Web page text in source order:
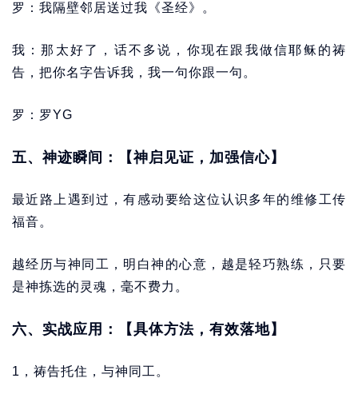
罗：我隔壁邻居送过我《圣经》。
我：那太好了，话不多说，你现在跟我做信耶稣的祷
告，把你名字告诉我，我一句你跟一句。
罗：罗YG
五、神迹瞬间：【神启见证，加强信心】
最近路上遇到过，有感动要给这位认识多年的维修工传
福音。
越经历与神同工，明白神的心意，越是轻巧熟练，只要
是神拣选的灵魂，毫不费力。
六、实战应用：【具体方法，有效落地】
1，祷告托住，与神同工。